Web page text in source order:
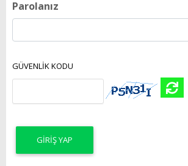
Parolanız
GÜVENLİK KODU